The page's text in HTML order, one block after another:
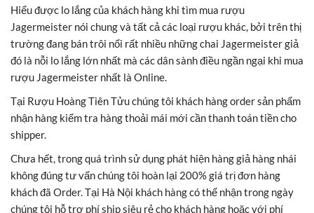
Hiểu được lo lắng của khách hàng khi tìm mua rượu
Jagermeister nói chung và tất cả các loại rượu khác, bởi trên thị
trường đang bán trôi nổi rất nhiều những chai Jagermeister giả
đó là nỗi lo lắng lớn nhất mà các dân sành điều ngần ngại khi mua
rượu Jagermeister nhất là Online.
Tại Rượu Hoàng Tiên Tửu chúng tôi khách hàng order sản phẩm
nhận hàng kiểm tra hàng thoải mái mới cần thanh toán tiền cho
shipper.
Chưa hết, trong quá trình sử dụng phát hiện hàng giả hàng nhái
không đúng tư vấn chúng tôi hoàn lại 200% giá trị đơn hàng
khách đã Order. Tại Hà Nội khách hàng có thể nhận trong ngày
chúng tôi hỗ trợ phí ship siêu rẻ cho khách hàng hoặc với phí